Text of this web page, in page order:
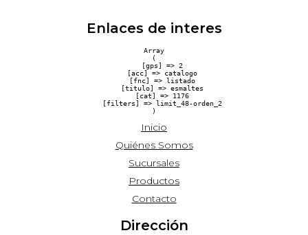
Enlaces de interes
Array
(
    [gps] => 2
    [acc] => catalogo
    [fnc] => listado
    [titulo] => esmaltes
    [cat] => 1176
    [filters] => limit_48-orden_2
Inicio
Quiénes Somos
Sucursales
Productos
Contacto
Dirección